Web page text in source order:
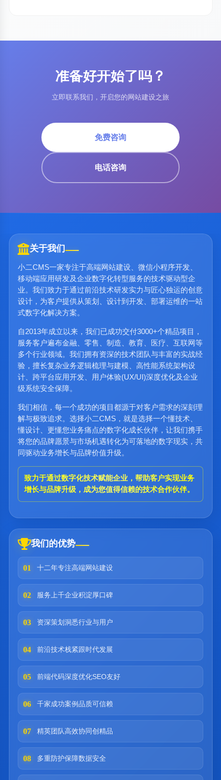
准备好开始了吗？
立即联系我们，开启您的网站建设之旅
免费咨询
电话咨询
关于我们
小二CMS一家专注于高端网站建设、微信小程序开发、
移动端应用研发及企业数字化转型服务的技术驱动型企
业。我们致力于通过前沿技术研发实力与匠心独运的创意
设计，为客户提供从策划、设计到开发、部署运维的一站
式数字化解决方案。
自2013年成立以来，我们已成功交付3000+个精品项目，
服务客户遍布金融、零售、制造、教育、医疗、互联网等
多个行业领域。我们拥有资深的技术团队与丰富的实战经
验，擅长复杂业务逻辑梳理与建模、高性能系统架构设
计、跨平台应用开发、用户体验(UX/UI)深度优化及企业
级系统安全保障。
我们相信，每一个成功的项目都源于对客户需求的深刻理
解与极致追求。选择小二CMS，就是选择一个懂技术、
懂设计、更懂您业务痛点的数字化成长伙伴，让我们携手
将您的品牌愿景与市场机遇转化为可落地的数字现实，共
同驱动业务增长与品牌价值升级。
致力于通过数字化技术赋能企业，帮助客户实现业务
增长与品牌升级，成为您值得信赖的技术合作伙伴。
我们的优势
01 十二年专注高端网站建设
02 服务上千企业积淀厚口碑
03 资深策划洞悉行业与用户
04 前沿技术栈紧跟时代发展
05 前端代码深度优化SEO友好
06 千家成功案例品质可信赖
07 精英团队高效协同创精品
08 多重防护保障数据安全